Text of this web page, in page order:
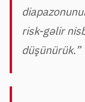
risk-gəlir
düşünürük.”